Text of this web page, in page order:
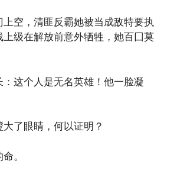
上空，清匪反霸她被当成敌特要执
上级在解放前意外牺牲，她百囗莫
这个人是无名英雄！他一脸凝
了眼睛，何以证明？
。